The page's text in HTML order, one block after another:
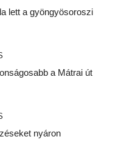
lett a gyöngyösoroszi
a Mátrai út
nyáron